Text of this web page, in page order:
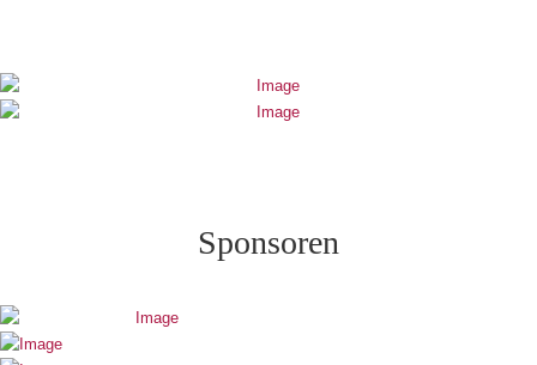
Sponsoren